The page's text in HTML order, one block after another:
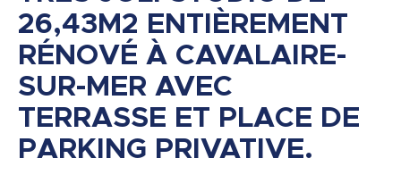
26,43M2 ENTIÈREMENT
RÉNOVÉ À CAVALAIRE-
SUR-MER AVEC
TERRASSE ET PLACE DE
PARKING PRIVATIVE.